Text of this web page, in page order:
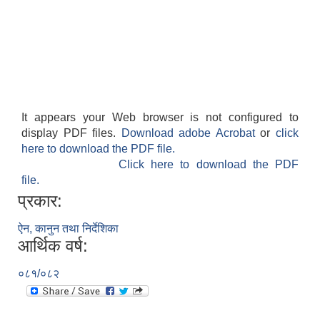
It appears your Web browser is not configured to
display PDF files.
Download adobe Acrobatorclick
here to download the PDF file.
Click here to download the PDF
file.
प्रकार:
ऐन, कानुन तथा निर्देशिका
आर्थिक वर्ष:
०८१/०८२